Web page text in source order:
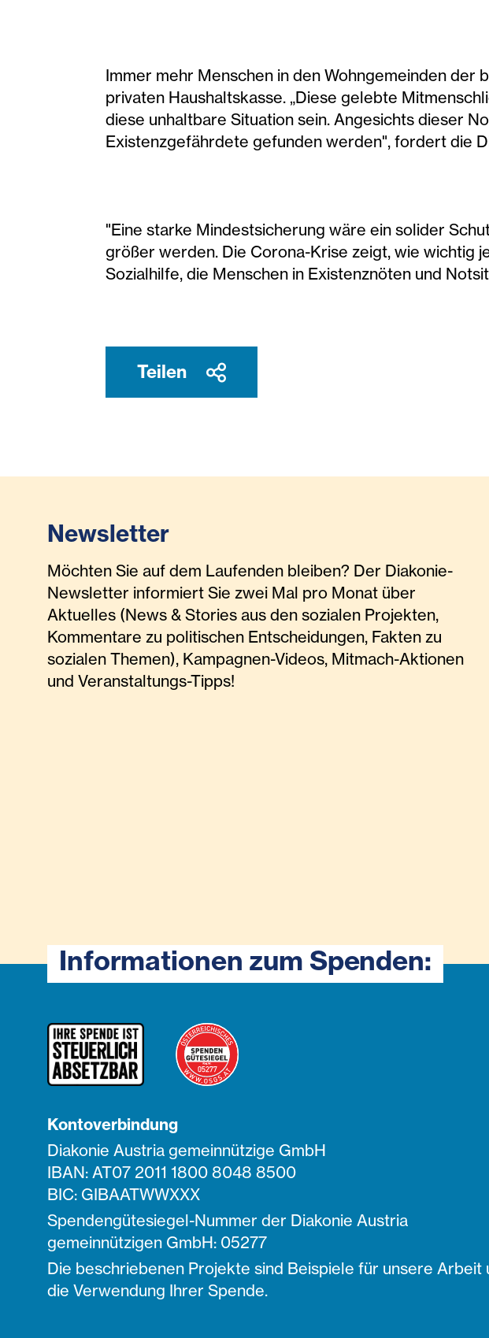
Immer mehr Menschen in den Wohngemeinden
privaten Haushaltskasse. „Diese gelebte
diese unhaltbare Situation sein. Angesichts dieser
Existenzgefährdete gefunden werden", fordert die
"Eine starke Mindestsicherung wäre ein solider
größer werden. Die Corona-Krise zeigt, wie wichtig
Sozialhilfe, die Menschen in Existenznöten und
Teilen
Newsletter
Möchten Sie auf dem Laufenden bleiben? Der Diakonie-
Newsletter informiert Sie zwei Mal pro Monat über
Aktuelles (News & Stories aus den sozialen Projekten,
Kommentare zu politischen Entscheidungen, Fakten zu
sozialen Themen), Kampagnen-Videos, Mitmach-Aktionen
und Veranstaltungs-Tipps!
Informationen zum Spenden:
Kontoverbindung
Diakonie Austria gemeinnützige GmbH
IBAN: AT07 2011 1800 8048 8500
BIC: GIBAATWWXXX
Spendengütesiegel-Nummer der Diakonie Austria
gemeinnützigen GmbH: 05277
Die beschriebenen Projekte sind Beispiele für unsere Arbeit
die Verwendung Ihrer Spende.